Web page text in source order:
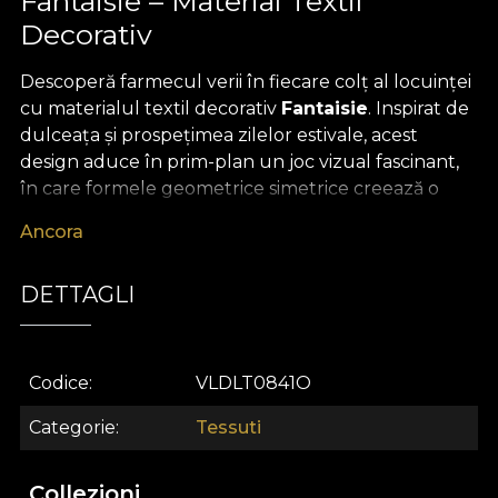
Decorativ
Descoperă farmecul verii în fiecare colț al locuinței
cu materialul textil decorativ Fantaisie. Inspirat de
dulceața și prospețimea zilelor estivale, acest
design aduce în prim-plan un joc vizual fascinant,
în care formele geometrice simetrice creează o
cromatică delicată, cu bej pastelat pe fundal și
amintiri de pe plajă, ceruri senine și momente pline
de bucurie sub razele soarelui. Oricare ar fi spațiul
decor plin de rafinament și energie pozitivă.
Materialul textil premium Fantaisie se remarcă prin
versatilitate excepțională, fiind alegerea ideală
Ancora
DETTAGLI
Codice VLDLT0841O
Categorie Tessuti